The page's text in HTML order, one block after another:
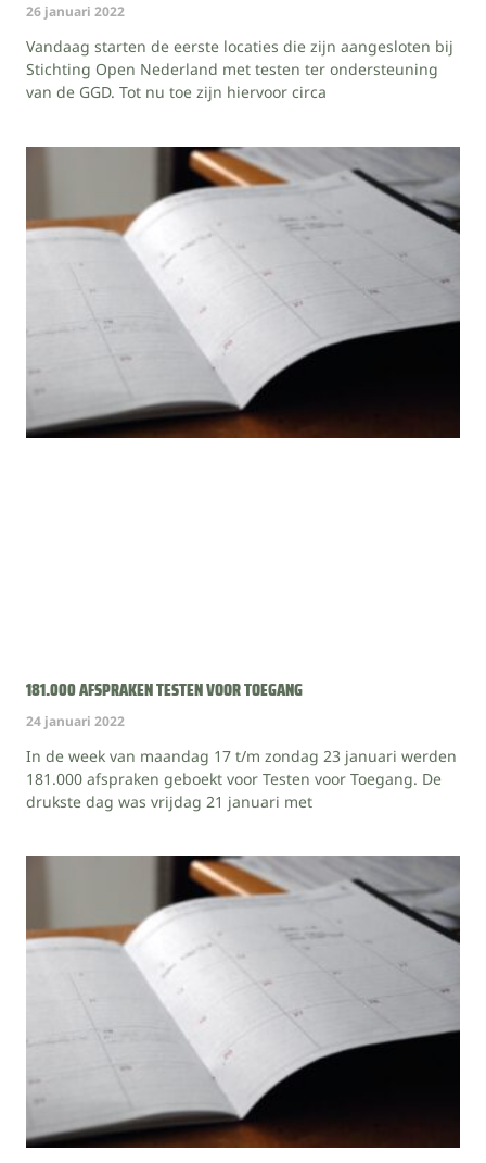
26 januari 2022
Vandaag starten de eerste locaties die zijn aangesloten bij
Stichting Open Nederland met testen ter ondersteuning
van de GGD. Tot nu toe zijn hiervoor circa
181.000 AFSPRAKEN TESTEN VOOR TOEGANG
24 januari 2022
In de week van maandag 17 t/m zondag 23 januari werden
181.000 afspraken geboekt voor Testen voor Toegang. De
drukste dag was vrijdag 21 januari met